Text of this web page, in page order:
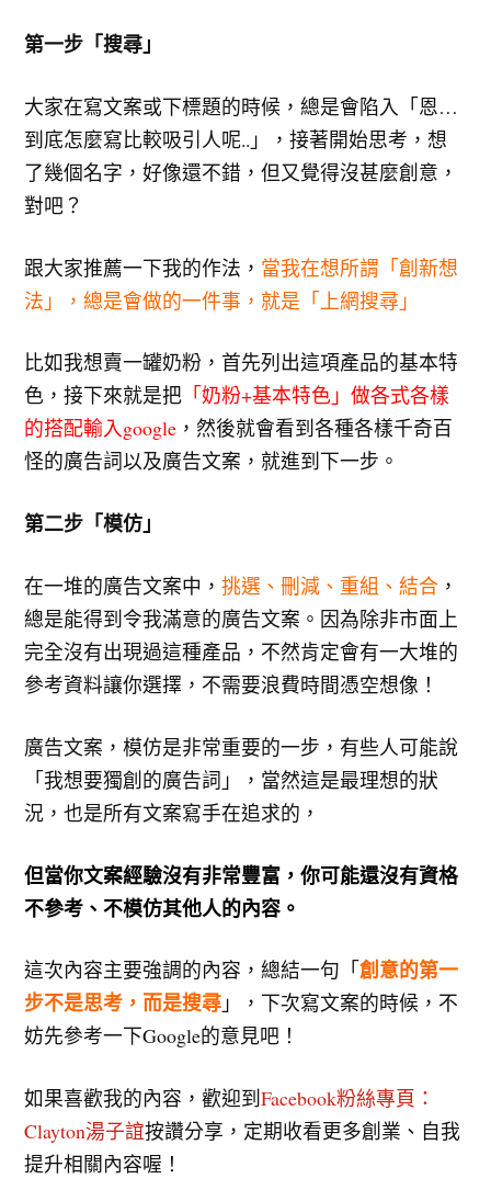
第一步「搜尋」
大家在寫文案或下標題的時候，總是會陷入「恩…
到底怎麼寫比較吸引人呢..」，接著開始思考，想
了幾個名字，好像還不錯，但又覺得沒甚麼創意，
對吧？
跟大家推薦一下我的作法， 當我在想所謂「創新想
法」，總是會做的一件事，就是「上網搜尋」
比如我想賣一罐奶粉，首先列出這項產品的基本特
色，接下來就是把 「奶粉+基本特色」做各式各樣
的搭配輸入google ，然後就會看到各種各樣千奇百
怪的廣告詞以及廣告文案，就進到下一步。
第二步「模仿」
在一堆的廣告文案中，挑選、刪減、重組、結合 ，
總是能得到令我滿意的廣告文案。因為除非市面上
完全沒有出現過這種產品，不然肯定會有一大堆的
參考資料讓你選擇，不需要浪費時間憑空想像！
廣告文案，模仿是非常重要的一步，有些人可能說
「我想要獨創的廣告詞」，當然這是最理想的狀
況，也是所有文案寫手在追求的，
但當你文案經驗沒有非常豐富，你可能還沒有資格
不參考、不模仿其他人的內容。
這次內容主要強調的內容，總結一句「創意的第一
步不是思考，而是搜尋 」，下次寫文案的時候，不
妨先參考一下Google的意見吧！
如果喜歡我的內容，歡迎到Facebook粉絲專頁：
Clayton湯子誼按讚分享，定期收看更多創業、自我
提升相關內容喔！